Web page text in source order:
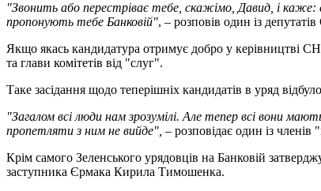
"Звонить або перестріває тебе, скажімо, Давид, і
пропонують тебе Банковій", – розповів один із
Якщо якась кандидатура отримує добро у керівництві
та глави комітетів від "слуг".
Таке засідання щодо теперішніх кандидатів в уряд
"Загалом всі люди нам зрозумілі. Але тепер всі вони
пропетляти з ним не вийде", – розповідає один із
Крім самого Зеленського урядовців на Банковій
заступника Єрмака Кирила Тимошенка.